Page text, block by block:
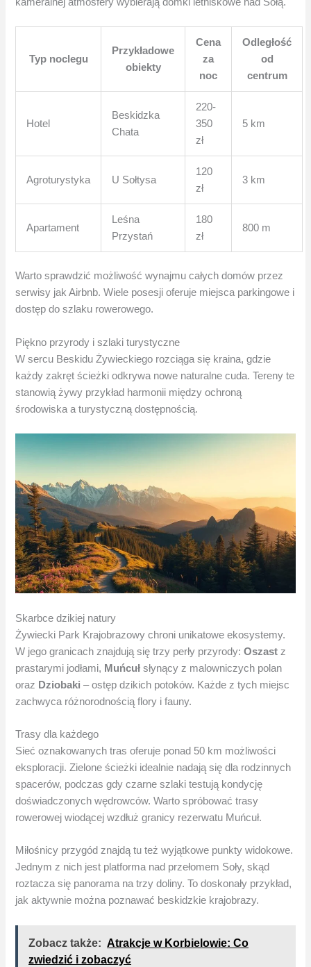
Typ noclegu
Przykładowe
obiekty
Cena
za
noc
Odległość
od
centrum
Hotel
Beskidzka
Chata
220-
350
zł
5 km
Agroturystyka U Sołtysa
120
zł
3 km
Apartament
Leśna
Przystań
180
zł
800 m
Warto sprawdzić możliwość wynajmu całych domów przez
serwisy jak Airbnb. Wiele posesji oferuje miejsca parkingowe i
dostęp do szlaku rowerowego.
Piękno przyrody i szlaki turystyczne
W sercu Beskidu Żywieckiego rozciąga się kraina, gdzie
każdy zakręt ścieżki odkrywa nowe naturalne cuda. Tereny te
stanowią żywy przykład harmonii między ochroną
środowiska a turystyczną dostępnością.
Skarbce dzikiej natury
Żywiecki Park Krajobrazowy chroni unikatowe ekosystemy.
W jego granicach znajdują się trzy perły przyrody:Oszast z
prastarymi jodłami, Muńcuł słynący z malowniczych polan
oraz Dziobaki – ostęp dzikich potoków. Każde z tych miejsc
zachwyca różnorodnością flory i fauny.
Trasy dla każdego
Sieć oznakowanych tras oferuje ponad 50 km możliwości
eksploracji. Zielone ścieżki idealnie nadają się dla rodzinnych
spacerów, podczas gdy czarne szlaki testują kondycję
doświadczonych wędrowców. Warto spróbować trasy
rowerowej wiodącej wzdłuż granicy rezerwatu Muńcuł.
Miłośnicy przygód znajdą tu też wyjątkowe punkty widokowe.
Jednym z nich jest platforma nad przełomem Soły, skąd
roztacza się panorama na trzy doliny. To doskonały przykład,
jak aktywnie można poznawać beskidzkie krajobrazy.
Zobacz także: Atrakcje w Korbielowie: Co
zwiedzić i zobaczyć